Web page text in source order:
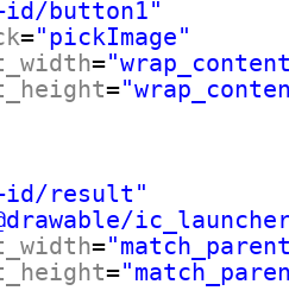
button1"
="pickImage"
=
=
result"
=
=